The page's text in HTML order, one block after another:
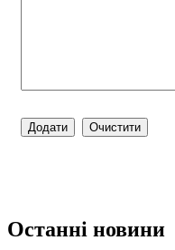
Останні новини